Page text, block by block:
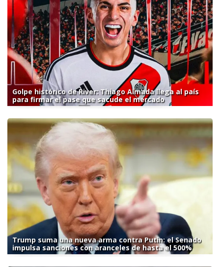
Golpe histórico de River: Thiago Almada llega al país
para firmar el pase que sacude el mercado
Trump suma una nueva arma contra Putin: el Senado
impulsa sanciones con aranceles de hasta el 500%